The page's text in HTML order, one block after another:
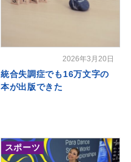
2026年3月20日
統合失調症でも16万文字の
本が出版できた
スポーツ